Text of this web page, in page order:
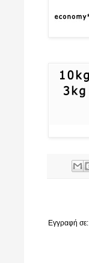
Εγγραφή σε: